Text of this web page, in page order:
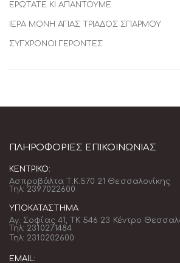
ΕΡΩΤΑΤΕ ΚΙ ΑΠΑΝΤΟΥΜΕ
ΙΕΡΑ ΜΟΝΗ ΑΓΙΑΣ ΤΡΙΑΔΟΣ ΣΠΑΡΜΟΥ
ΣΥΓΧΡΟΝΟΙ ΓΕΡΟΝΤΕΣ
ΠΛΗΡΟΦΟΡΊΕΣ ΕΠΙΚΟΙΝΩΝΊΑΣ
ΚΕΝΤΡΙΚΌ:
Ασπροβάλτα Τ.Κ.570 21 Θεσσαλονίκης
Τηλ: 2397022600
ΥΠΟΚΑΤΆΣΤΗΜΑ
Αγ. Σοφίας 41, ΤΚ 546 23 Κέντρο
Τηλ: 2310271484
Τηλ: 2310202600
EMAIL: